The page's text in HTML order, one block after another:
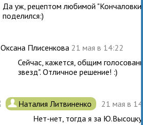
Да уж, рецептом любимой
поделился:)
Оксана Плисенкова 21 мая в 14:22
Сейчас, кажется, общим
звезд". Отличное решение! :)
. Наталия Литвиненко
21 мая в
Нет-нет, тогда я за